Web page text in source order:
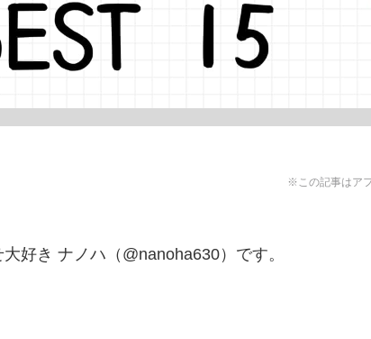
※この記事はア
好き ナノハ（@nanoha630）です。